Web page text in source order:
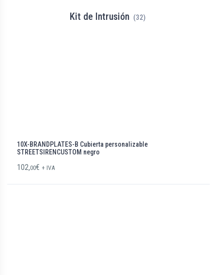
Kit de Intrusión (32)
10X-BRANDPLATES-B Cubierta personalizable
STREETSIRENCUSTOM negro
102,00€ + IVA